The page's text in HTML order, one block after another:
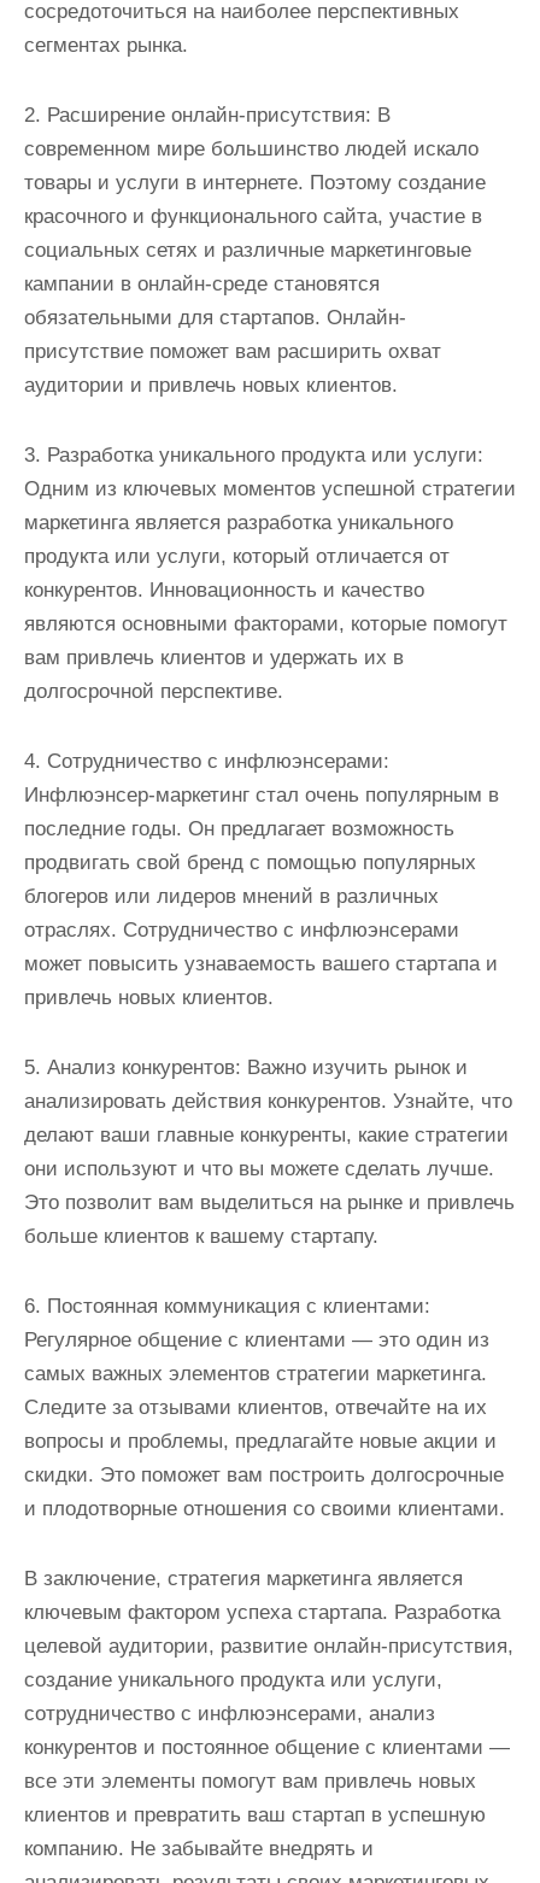
сосредоточиться на наиболее перспективных
сегментах рынка.
2. Расширение онлайн-присутствия: В
современном мире большинство людей искало
товары и услуги в интернете. Поэтому создание
красочного и функционального сайта, участие в
социальных сетях и различные маркетинговые
кампании в онлайн-среде становятся
обязательными для стартапов. Онлайн-
присутствие поможет вам расширить охват
аудитории и привлечь новых клиентов.
3. Разработка уникального продукта или услуги:
Одним из ключевых моментов успешной стратегии
маркетинга является разработка уникального
продукта или услуги, который отличается от
конкурентов. Инновационность и качество
являются основными факторами, которые помогут
вам привлечь клиентов и удержать их в
долгосрочной перспективе.
4. Сотрудничество с инфлюэнсерами:
Инфлюэнсер-маркетинг стал очень популярным в
последние годы. Он предлагает возможность
продвигать свой бренд с помощью популярных
блогеров или лидеров мнений в различных
отраслях. Сотрудничество с инфлюэнсерами
может повысить узнаваемость вашего стартапа и
привлечь новых клиентов.
5. Анализ конкурентов: Важно изучить рынок и
анализировать действия конкурентов. Узнайте, что
делают ваши главные конкуренты, какие стратегии
они используют и что вы можете сделать лучше.
Это позволит вам выделиться на рынке и привлечь
больше клиентов к вашему стартапу.
6. Постоянная коммуникация с клиентами:
Регулярное общение с клиентами — это один из
самых важных элементов стратегии маркетинга.
Следите за отзывами клиентов, отвечайте на их
вопросы и проблемы, предлагайте новые акции и
скидки. Это поможет вам построить долгосрочные
и плодотворные отношения со своими клиентами.
В заключение, стратегия маркетинга является
ключевым фактором успеха стартапа. Разработка
целевой аудитории, развитие онлайн-присутствия,
создание уникального продукта или услуги,
сотрудничество с инфлюэнсерами, анализ
конкурентов и постоянное общение с клиентами —
все эти элементы помогут вам привлечь новых
клиентов и превратить ваш стартап в успешную
компанию. Не забывайте внедрять и